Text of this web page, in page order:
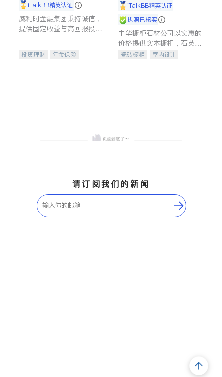
iTalkBB精英认证
威利时金融集团秉持诚信，
提供固定收益与高回报投资
合，助力客户实现目标
投资理财
年金保险
iTalkBB精英认证
执照已核实
中华橱柜石材公司以实惠的
价格提供实木橱柜，石英石
台面，多种优质不锈钢水
瓷砖橱柜
室内设计
请订阅我们的新闻